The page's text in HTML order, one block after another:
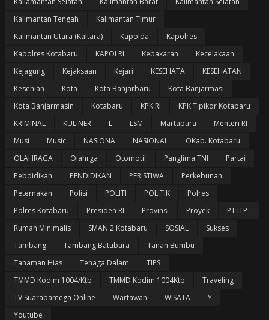
Kalimantan Tengah
Kalimantan Timur
Kalimantan Utara (Kaltara)
Kapolda
Kapolres
Kapolres Kotabaru
KAPOLRI Kebakaran
Kecelakaan
Kejagung
Kejaksaan Kejari KESEHATA
KESEHATAN
Kesenian
Kota Kota Banjarbaru
Kota Banjarmasi
Kota Banjarmasin
Kotabaru KPK RI
KPK Tipikor Kotabaru
KRIMINAL
KULINER L LSM Martapura
Menteri RI
Musi
Music NASIONA NASIONAL
OKab. Kotabaru
OLAHRAGA
Olahrga Otomotif Panglima TNI
Partai
Pebdidikan
PENDIDIKAN PERISTIWA
Perkebunan
Peternakan
Polisi POLITI POLITIK
Polres
Polres Kotabaru
Presiden RI Provinsi Proyek
PT ITP .
Rumah Minimalis
SMAN 2 Kotabaru SOSIAL
Sukses
Tambang
Tambang Batubara
Tanah Bumbu
Tanaman Hias
Tenaga Dalam
TIPS
TMMD Kodim 1004/Ktb
TMMD Kodim 1004Ktb
Traveling
TV Suarabamega Online
Wartawan WISATA
Y
Youtube